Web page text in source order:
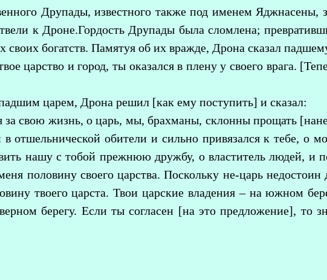
Друпады, известного также под именем Яджнасены,
к Дроне.Гордость Друпады была сломлена;
своих богатств. Памятуя об их вражде, Дрона сказал
царство и город, ты оказался в плену у своего врага.
царем, Дрона решил [как ему поступить] и сказал:
за свою жизнь, о царь, мы, брахманы, склонны прощать
в отшельнической обители и сильно привязался к тебе, о
нашу с тобой прежнюю дружбу, о властитель людей, и
половину своего царства. Поскольку не-царь
твоего царста. Твои царские владения – на южном
берегу. Если ты согласен [на это предложение], то